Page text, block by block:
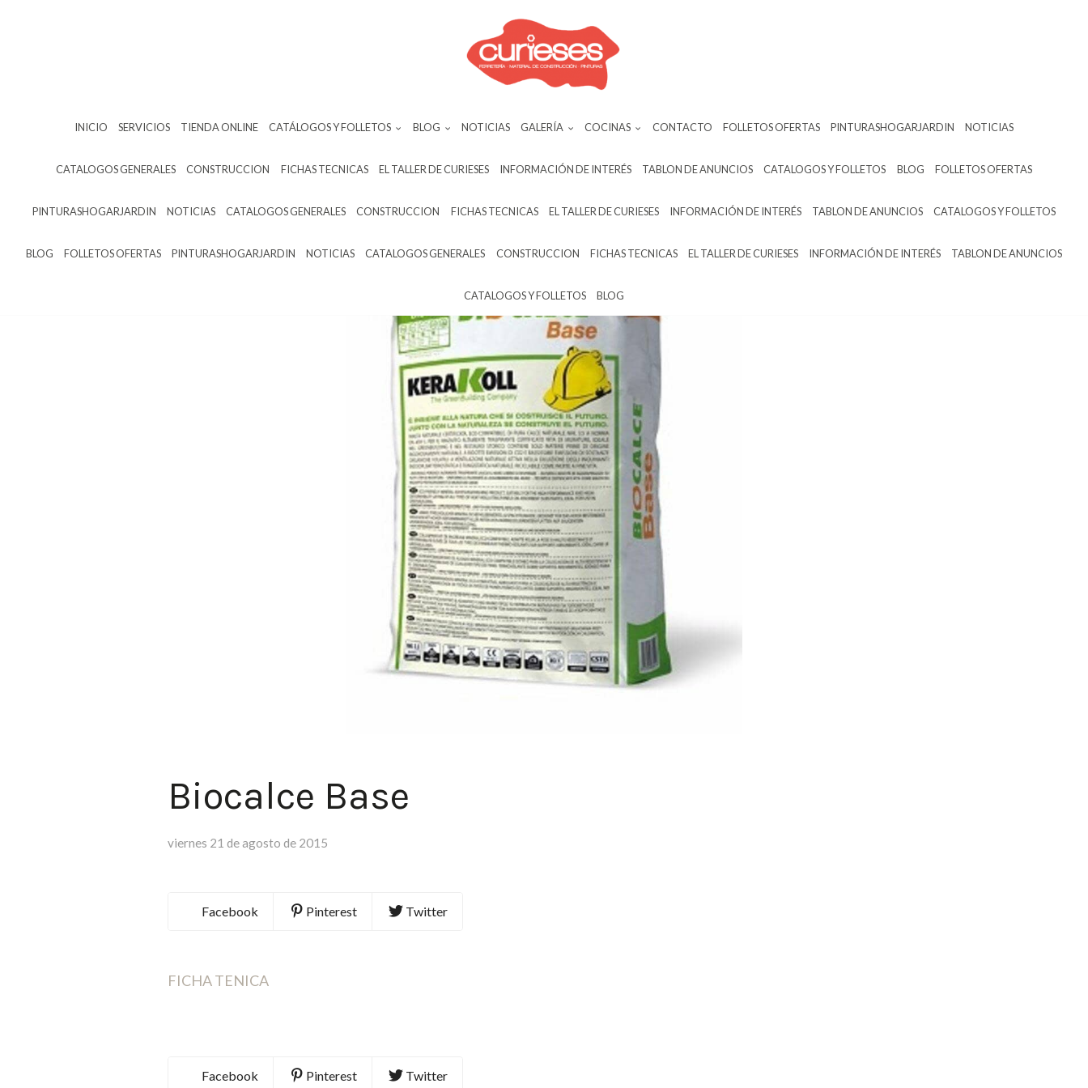
INICIO SERVICIOS TIENDA ONLINE CATÁLOGOS Y FOLLETOS BLOG NOTICIAS GALERÍA COCINAS CONTACTO FOLLETOS OFERTAS PINTURASHOGARJARDIN NOTICIAS
CATALOGOS GENERALES CONSTRUCCION FICHAS TECNICAS EL TALLER DE CURIESES INFORMACIÓN DE INTERÉS TABLON DE ANUNCIOS CATALOGOS Y FOLLETOS BLOG FOLLETOS OFERTAS
PINTURASHOGARJARDIN NOTICIAS CATALOGOS GENERALES CONSTRUCCION FICHAS TECNICAS EL TALLER DE CURIESES INFORMACIÓN DE INTERÉS TABLON DE ANUNCIOS CATALOGOS Y FOLLETOS
BLOG FOLLETOS OFERTAS PINTURASHOGARJARDIN NOTICIAS CATALOGOS GENERALES CONSTRUCCION FICHAS TECNICAS EL TALLER DE CURIESES INFORMACIÓN DE INTERÉS TABLON DE ANUNCIOS
CATALOGOS Y FOLLETOS BLOG
Biocalce Base
viernes 21 de agosto de 2015
Facebook Pinterest Twitter
FICHA TENICA
Facebook Pinterest Twitter